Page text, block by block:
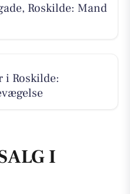
Roskilde: Mand
i Roskilde:
I